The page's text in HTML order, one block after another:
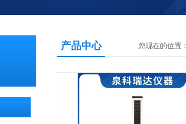
产品中心 您现在的位置：